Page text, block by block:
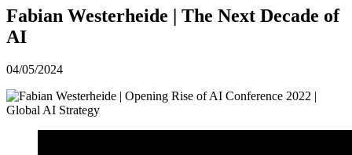
Fabian Westerheide | The Next Decade of
AI
04/05/2024